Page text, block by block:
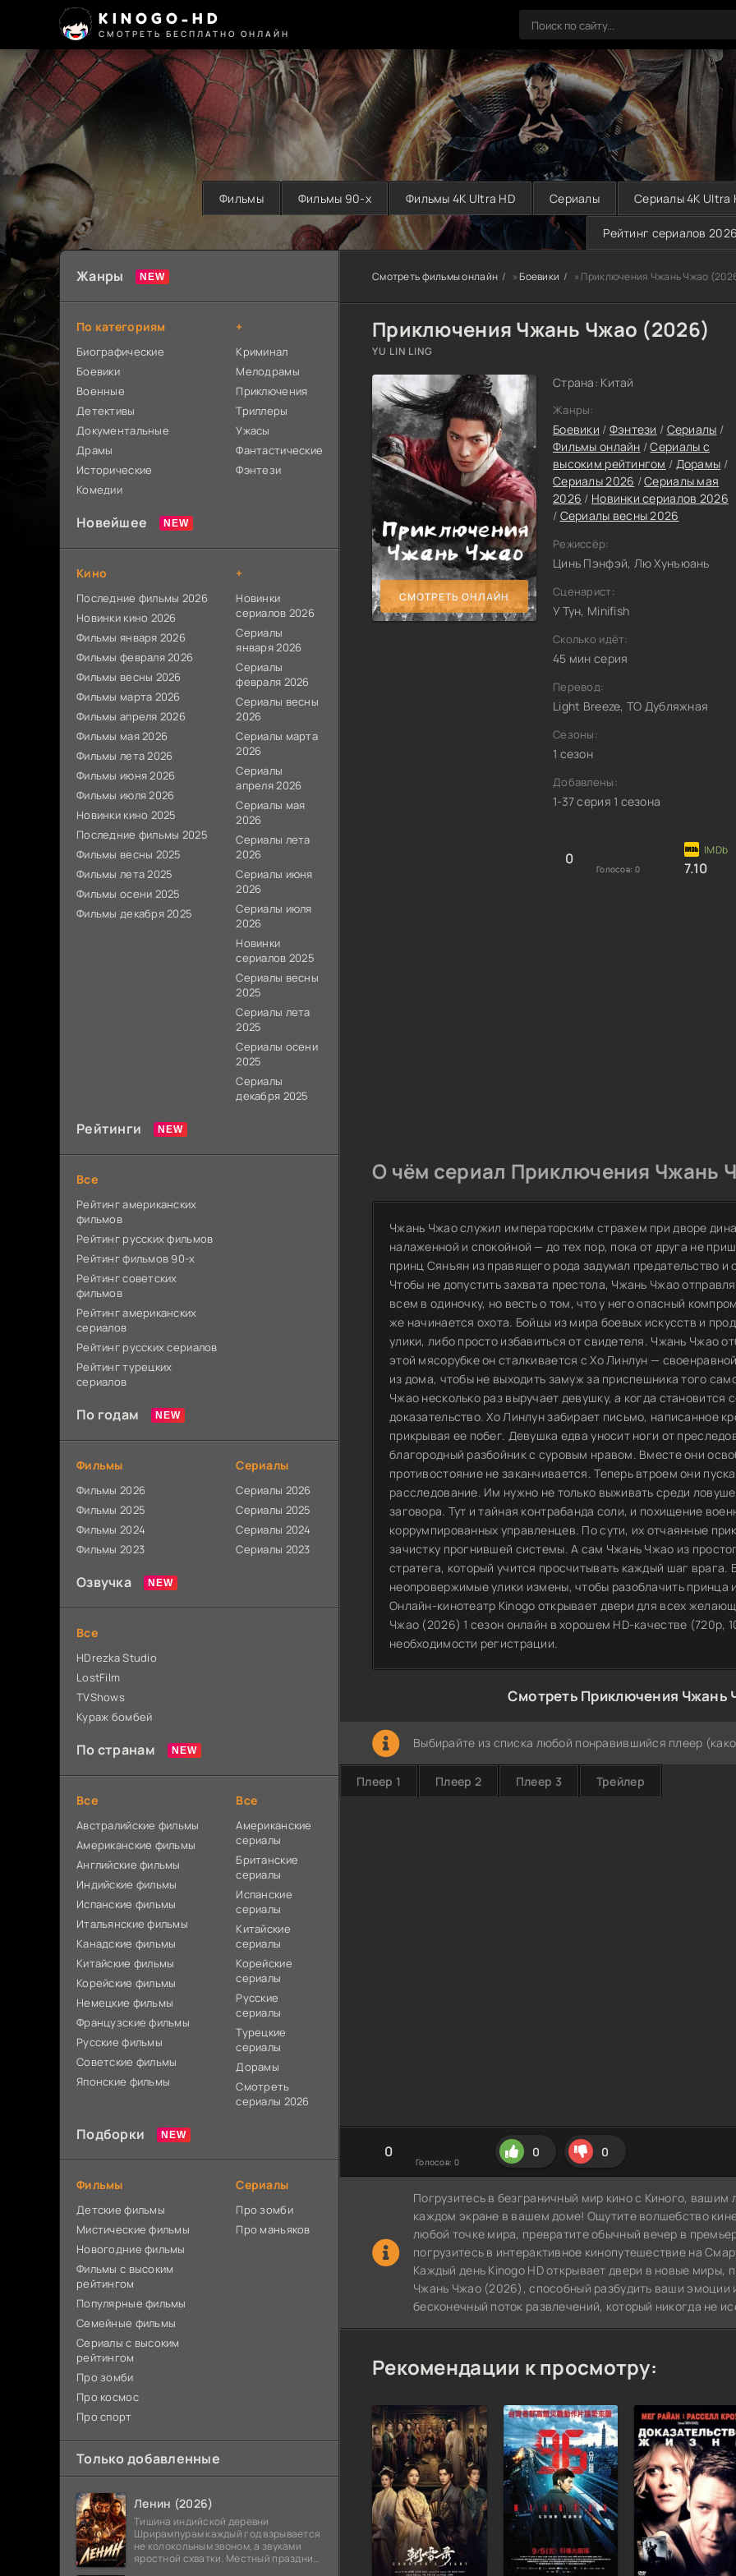
KINOGO-HD
СМОТРЕТЬ БЕСПЛАТНО ОНЛАЙН
Фильмы Фильмы 90-х Фильмы 4K Ultra HD Сериалы Сериалы 4K Ultra
Рейтинг сериалов 2026
Смотреть фильмы онлайн »Боевики » Приключения Чжань Чжао
Приключения Чжань Чжао (2026)
YU LIN LING
СМОТРЕТЬ ОНЛАЙН
Страна: Китай
Жанры:
Боевики / Фэнтези / Сериалы /
Фильмы онлайн /Сериалы с
высоким рейтингом / Дорамы /
Сериалы 2026 /Сериалы мая
2026 / Новинки сериалов 2026
/ Сериалы весны 2026
Режиссёр:
Цинь Пэнфэй, Лю Хунъюань
Сценарист:
У Тун, Minifish
Сколько идёт:
45 мин серия
Перевод:
Light Breeze, ТО Дубляжная
Сезоны:
1 сезон
Добавлены:
1-37 серия 1 сезона
0
Голосов: 0 7.10
О чём сериал Приключения Чжань
Чжань Чжао служил императорским стражем при дворе
налаженной и спокойной — до тех пор, пока от друга не
принц Сянъян из правящего рода задумал предательство
Чтобы не допустить захвата престола, Чжань Чжао
всем в одиночку, но весть о том, что у него опасный
же начинается охота. Бойцы из мира боевых искусств и
улики, либо просто избавиться от свидетеля. Чжань Чжао
этой мясорубке он сталкивается с Хо Линлун —
из дома, чтобы не выходить замуж за приспешника того
Чжао несколько раз выручает девушку, а когда становится
доказательство. Хо Линлун забирает письмо, написанное
прикрывая ее побег. Девушка едва уносит ноги от
благородный разбойник с суровым нравом. Вместе они
противостояние не заканчивается. Теперь втроем они
расследование. Им нужно не только выживать среди
заговора. Тут и тайная контрабанда соли, и похищение
коррумпированных управленцев. По сути, их отчаянные
зачистку прогнившей системы. А сам Чжань Чжао из
стратега, который учится просчитывать каждый шаг врага.
неопровержимые улики измены, чтобы разоблачить принца
Онлайн-кинотеатр Kinogo открывает двери для всех
Чжао (2026) 1 сезон онлайн в хорошем HD-качестве (720p,
необходимости регистрации.
Смотреть Приключения Чжань
Выбирайте из списка любой понравившийся плеер
Плеер 1 Плеер 2 Плеер 3 Трейлер
0
Голосов: 0
0 0
Погрузитесь в безграничный мир кино с Киного,
каждом экране в вашем доме! Ощутите волшебство
любой точке мира, превратите обычный вечер в
погрузитесь в интерактивное кинопутешествие на
Каждый день Kinogo HD открывает двери в новые
Чжань Чжао (2026), способный разбудить ваши эмоции
бесконечный поток развлечений, который никогда не
Рекомендации к просмотру:
Жанры
По категориям
Биографические
Боевики
Военные
Детективы
Документальные
Драмы
Исторические
Комедии
+
Криминал
Мелодрамы
Приключения
Триллеры
Ужасы
Фантастические
Фэнтези
Новейшее
Кино
Последние фильмы 2026
Новинки кино 2026
Фильмы января 2026
Фильмы февраля 2026
Фильмы весны 2026
Фильмы марта 2026
Фильмы апреля 2026
Фильмы мая 2026
Фильмы лета 2026
Фильмы июня 2026
Фильмы июля 2026
Новинки кино 2025
Последние фильмы 2025
Фильмы весны 2025
Фильмы лета 2025
Фильмы осени 2025
Фильмы декабря 2025
+
Новинки
сериалов 2026
Сериалы
января 2026
Сериалы
февраля 2026
Сериалы весны
2026
Сериалы марта
2026
Сериалы
апреля 2026
Сериалы мая
2026
Сериалы лета
2026
Сериалы июня
2026
Сериалы июля
2026
Новинки
сериалов 2025
Сериалы весны
2025
Сериалы лета
2025
Сериалы осени
2025
Сериалы
декабря 2025
Рейтинги
Все
Рейтинг американских
фильмов
Рейтинг русских фильмов
Рейтинг фильмов 90-х
Рейтинг советских
фильмов
Рейтинг американских
сериалов
Рейтинг русских сериалов
Рейтинг турецких
сериалов
По годам
Фильмы
Фильмы 2026
Фильмы 2025
Фильмы 2024
Фильмы 2023
Сериалы
Сериалы 2026
Сериалы 2025
Сериалы 2024
Сериалы 2023
Озвучка
Все
HDrezka Studio
LostFilm
TVShows
Кураж бомбей
По странам
Все
Австралийские фильмы
Американские фильмы
Английские фильмы
Индийские фильмы
Испанские фильмы
Итальянские фильмы
Канадские фильмы
Китайские фильмы
Корейские фильмы
Немецкие фильмы
Французские фильмы
Русские фильмы
Советские фильмы
Японские фильмы
Все
Американские
сериалы
Британские
сериалы
Испанские
сериалы
Китайские
сериалы
Корейские
сериалы
Русские
сериалы
Турецкие
сериалы
Дорамы
Смотреть
сериалы 2026
Подборки
Фильмы
Детские фильмы
Мистические фильмы
Новогодние фильмы
Фильмы с высоким
рейтингом
Популярные фильмы
Семейные фильмы
Сериалы с высоким
рейтингом
Про зомби
Про космос
Про спорт
Сериалы
Про зомби
Про маньяков
Только добавленные
Ленин (2026)
Тишина индийской деревни
Шрирампурам каждый год взрывается
не колокольным звоном, а звуками
яростной схватки. Местный праздник